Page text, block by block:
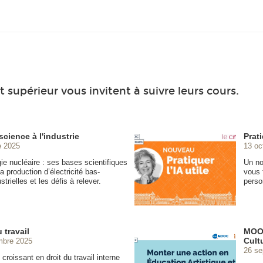
supérieur vous invitent à suivre leurs cours.
à l'industrie
2025
nucléaire : ses bases scientifiques
production d’électricité bas-
et les défis à relever.
13
Un
vous
travail
2025
en droit du travail interne
26